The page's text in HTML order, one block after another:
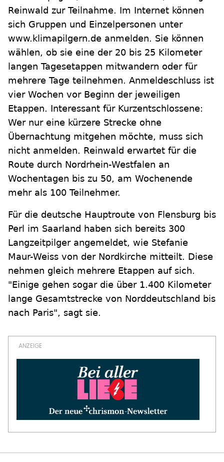
Reinwald zur Teilnahme. Im Internet können
sich Gruppen und Einzelpersonen unter
www.klimapilgern.de anmelden. Sie können
wählen, ob sie eine der 20 bis 25 Kilometer
langen Tagesetappen mitwandern oder für
mehrere Tage teilnehmen. Anmeldeschluss ist
vier Wochen vor Beginn der jeweiligen
Etappen. Interessant für Kurzentschlossene:
Wer nur eine kürzere Strecke ohne
Übernachtung mitgehen möchte, muss sich
nicht anmelden. Reinwald erwartet für die
Route durch Nordrhein-Westfalen an
Wochentagen bis zu 50, am Wochenende
mehr als 100 Teilnehmer.
Für die deutsche Hauptroute von Flensburg bis
Perl im Saarland haben sich bereits 300
Langzeitpilger angemeldet, wie Stefanie
Maur-Weiss von der Nordkirche mitteilt. Diese
nehmen gleich mehrere Etappen auf sich.
"Einige gehen sogar die über 1.400 Kilometer
lange Gesamtstrecke von Norddeutschland bis
nach Paris", sagt sie.